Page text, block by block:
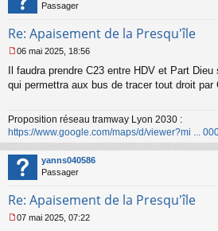
n
l
Passager
Re: Apaisement de la Presqu'île
e
s
g
e
n
o
n
l
06 mai 2025, 18:56
Il faudra prendre C23 entre HDV et Part
qui permettra aux bus de tracer tout droit par
Proposition réseau tramway Lyon 2030 :
https://www.google.com/maps/d/viewer?mi ...
yanns040586
Passager
Re: Apaisement de la Presqu'île
07 mai 2025, 07:22